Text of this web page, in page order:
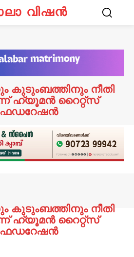
വിഷൻ
കുടുംബത്തിനും നീതി
ഹ്യൂമൻ റൈറ്റ്സ്
കുടുംബത്തിനും നീതി
ഹ്യൂമൻ റൈറ്റ്സ്